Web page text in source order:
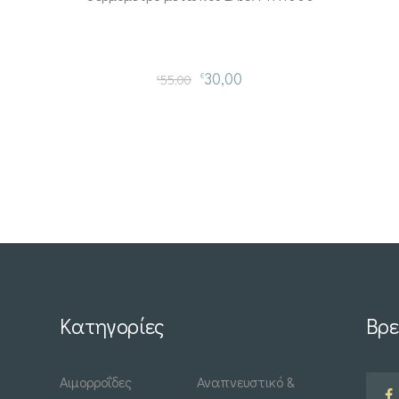
€55,00 €30,00
Κατηγορίες
Αιμορροΐδες Αναπνευστικό &